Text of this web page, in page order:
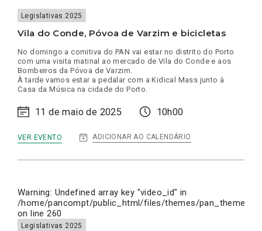
Legislativas 2025
Vila do Conde, Póvoa de Varzim e bicicletas
No domingo a comitiva do PAN vai estar no distrito do Porto
com uma visita matinal ao mercado de Vila do Conde e aos
Bombeiros da Póvoa de Varzim.
À tarde vamos estar a pedalar com a Kidical Mass junto à
Casa da Música na cidade do Porto.
11 de maio de 2025 10h00
VER EVENTO ADICIONAR AO CALENDÁRIO
:
VILA
CONDE,
VARZIM
E
BICICLETAS
Warning: Undefined array key "video_id" in
/home/pancompt/public_html/files/themes/pan_theme/
on line260
Legislativas 2025